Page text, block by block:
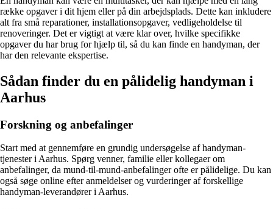
række opgaver i dit hjem eller på din arbejdsplads. Dette kan inkludere
alt fra små reparationer, installationsopgaver, vedligeholdelse til
renoveringer. Det er vigtigt at være klar over, hvilke specifikke
opgaver du har brug for hjælp til, så du kan finde en handyman, der
har den relevante ekspertise.
Sådan finder du en pålidelig handyman i
Aarhus
Forskning og anbefalinger
Start med at gennemføre en grundig undersøgelse af handyman-
tjenester i Aarhus. Spørg venner, familie eller kollegaer om
anbefalinger, da mund-til-mund-anbefalinger ofte er pålidelige. Du kan
også søge online efter anmeldelser og vurderinger af forskellige
handyman-leverandører i Aarhus.